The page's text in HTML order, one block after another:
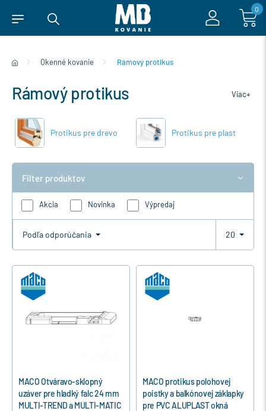
0
Okenné kovanie Rámový protikus
Rámový protikus Viac+
Protikus pre drevo Protikus pre plast
Filter produktov
Akcia Novinka Výpredaj
Podľa odporúčania 20
MACO Otváravo-sklopný
uzáver pre hladký falc 24 mm
MULTI-TREND a MULTI-MATIC
MACO protikus polohovej
poistky a balkónovej záklapky
pre PVC ALUPLAST okná